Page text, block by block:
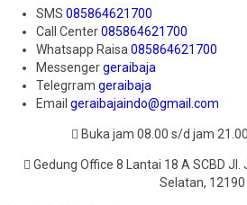
SMS 085864621700
Call Center085864621700
Whatsapp Raisa085864621700
Messengergeraibaja
Telegrram geraibaja
Email geraibajaindo@gmail.com
Buka jam 08.00 s/d jam
Gedung Office 8 Lantai 18 A SCBD
Selatan, 12190